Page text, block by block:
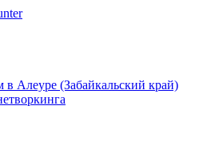
в Алеуре (Забайкальский край)